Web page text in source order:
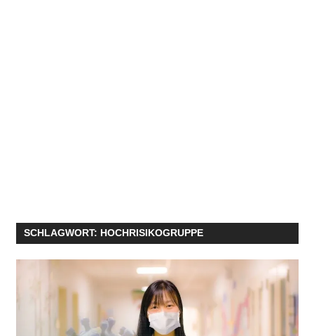
SCHLAGWORT: HOCHRISIKOGRUPPE